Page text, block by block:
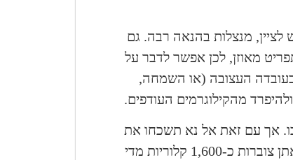
לציין, מנצלות בהנאה רבה. גם
מאוזן, לכן אפשר לדבר על
העצובה (או השמחה,
מהקילוגרמים העודפים.
בו. אך עם זאת אל נא תשכחו את
הוצאת האנרגיה היומיומית. למשל, אם אתן נמצאות כל היום במשרד, אתן צוברות כ-1,600 קלוריות מדי